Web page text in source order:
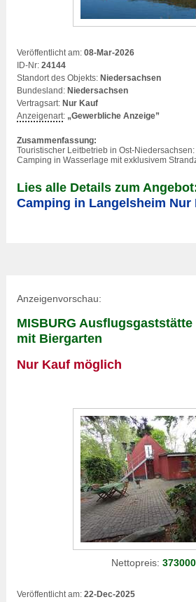
Veröffentlicht am: 08-Mar-2026
ID-Nr: 24144
Standort des Objekts: Niedersachsen
Bundesland: Niedersachsen
Vertragsart: Nur Kauf
Anzeigenart: „Gewerbliche Anzeige”
Zusammenfassung:
Touristischer Leitbetrieb in Ost-
Camping in Wasserlage mit exklusivem
Lies alle Details zum
Camping in Langelsheim Nur
Anzeigenvorschau:
MISBURG
mit Biergarten
Nur Kauf möglich
Nettopreis:
Veröffentlicht am: 22-Dec-2025